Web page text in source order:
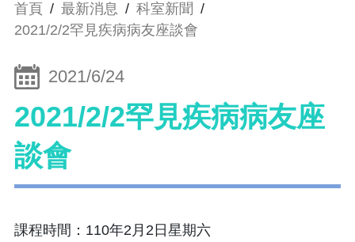
首頁 / 最新消息 / 科室新聞 /
2021/2/2罕見疾病病友座談會
2021/6/24
2021/2/2罕見疾病病友座
談會
課程時間：110年2月2日星期六